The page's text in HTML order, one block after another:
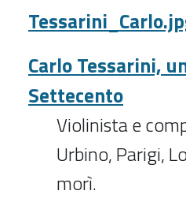
Carlo Tessarini,
Settecento
Violinista e
Urbino, Parigi,
morì.